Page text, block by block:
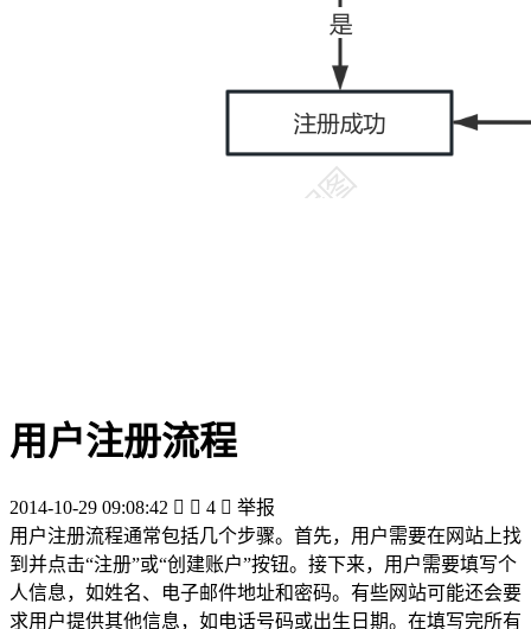
用户注册流程
2014-10-29 09:08:42   4  举报
用户注册流程通常包括几个步骤。首先，用户需要在网站上找
到并点击“注册”或“创建账户”按钮。接下来，用户需要填写个
人信息，如姓名、电子邮件地址和密码。有些网站可能还会要
求用户提供其他信息，如电话号码或出生日期。在填写完所有